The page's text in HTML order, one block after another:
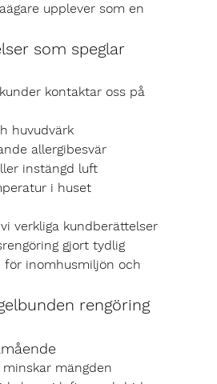
upplever som en
som speglar
kontaktar oss på
huvudvärk
allergibesvär
instängd luft
i huset
verkliga kundberättelser
gjort tydlig
för inomhusmiljön och
rengöring
mängden